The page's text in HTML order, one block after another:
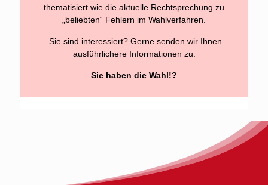
thematisiert wie die aktuelle Rechtsprechung zu
„beliebten“ Fehlern im Wahlverfahren.
Sie sind interessiert? Gerne senden wir Ihnen
ausführlichere Informationen zu.
Sie haben die Wahl!?